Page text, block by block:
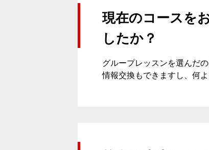
校舎案内
ご入校までの流れ
現在のコースを
したか？
グループレッスンを選んだ
情報交換もできますし、何